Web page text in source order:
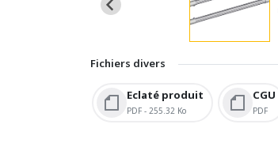
Fichiers divers
Eclaté produit
PDF - 255.32 Ko
CGU
PDF